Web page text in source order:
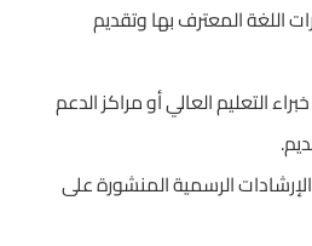
اللغة المعترف بها وتقديم
التعليم العالي أو مراكز الدعم
الرسمية المنشورة على